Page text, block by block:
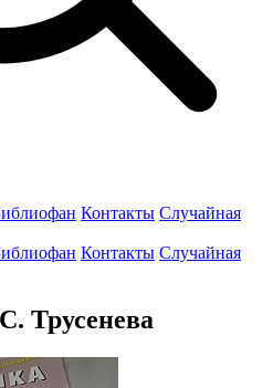
Контакты Случайная
Контакты Случайная
Трусенева